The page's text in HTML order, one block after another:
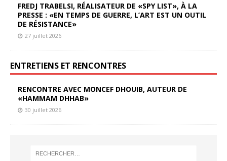
FREDJ TRABELSI, RÉALISATEUR DE «SPY LIST», À LA
PRESSE : «EN TEMPS DE GUERRE, L’ART EST UN OUTIL
DE RÉSISTANCE»
27 juillet 2026
ENTRETIENS ET RENCONTRES
RENCONTRE AVEC MONCEF DHOUIB, AUTEUR DE
«HAMMAM DHHAB»
30 juillet 2026